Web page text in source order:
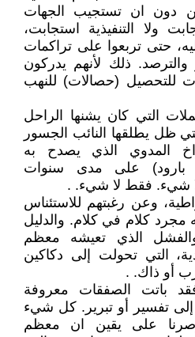
دون ان تستجيب الجهات
ولا التنفيذية استجابت،
حتى تربعوا على تراكمات
ذلك لأنهم يدركون
للتحصيل (حصالات) للنهب
التي كان يشنها الراحل
ظل يطلقها النائب الجسور
المدوي الذي يصدح به
بارود) على مدى سنوات
شيء. فقط لا شيء. .
وعن رغبتهم للاستئناس
مجرد كلام في كلام. والدليل
الذي تعيشه معظم
التي تحولت إلى دكاكين
أو ذاك. .
باتت الصفقات معروفة
تفسير أو تبرير. كل شيء
على يقين ان معظم